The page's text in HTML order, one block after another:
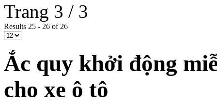
Trang 3 / 3
Results 25 - 26 of 26
Ắc quy khởi động
cho xe ô tô